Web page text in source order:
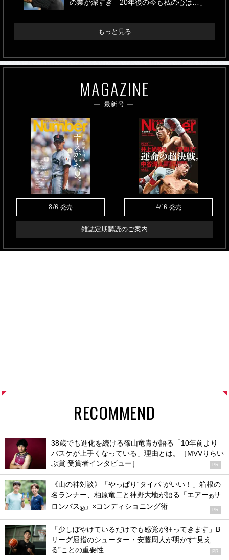
の業が深すぎ「20年後の今も私の心は…」
もっと見る
MAGAZINE
最新号
8/6 発売 4/16 発売
雑誌定期購読のご案内
RECOMMEND
38歳でも進化を続ける篠山竜青が語る「10年前より
バスケが上手くなっている」理由とは。［MVVりらい
ぶ賞 受賞者インタビュー］
PR
《山の神対談》「やっぱり“タイパ”がいい！」箱根の
名ランナー、柏原竜二と神野大地が語る「エアー®サ
ロンパス® 」×コンディショニング術 PR
「少しぼやけているだけでも感覚が狂ってきます」B
リーグ屈指のシューター・安藤周人が明かす“見え
る”ことの重要性
PR